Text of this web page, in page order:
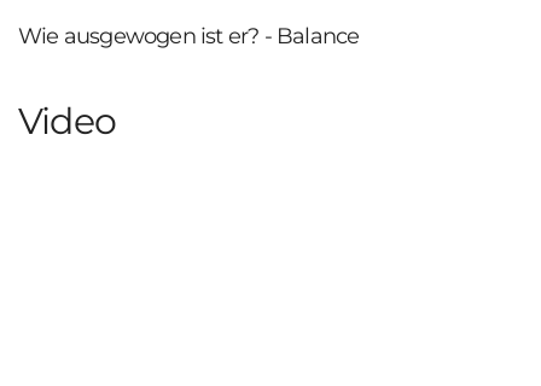
Wie ausgewogen ist er? - Balance
Video